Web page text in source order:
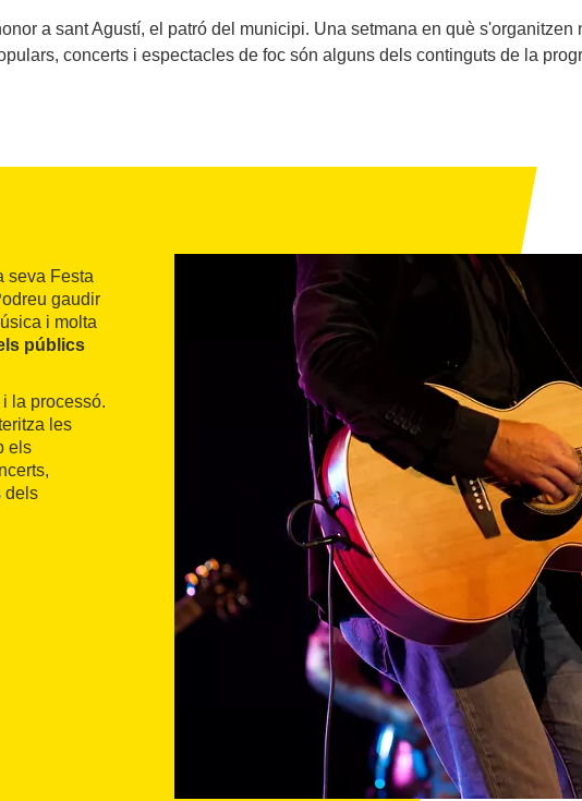
a sant Agustí, el patró del municipi. Una setmana en què s'organitzen
concerts i espectacles de foc són alguns dels continguts de la
seva Festa
gaudir
i molta
públics
la processó.
les
els
dels